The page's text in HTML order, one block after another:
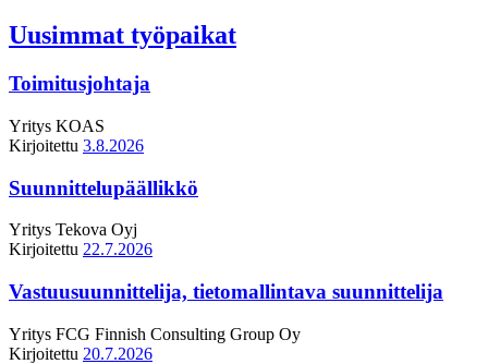
Uusimmat työpaikat
Toimitusjohtaja
Yritys KOAS
Kirjoitettu 3.8.2026
Suunnittelupäällikkö
Yritys Tekova Oyj
Kirjoitettu 22.7.2026
Vastuusuunnittelija, tietomallintava suunnittelija
Yritys FCG Finnish Consulting Group Oy
Kirjoitettu 20.7.2026